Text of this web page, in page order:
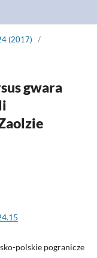
(2017)
/
gwara
polskie pogranicze